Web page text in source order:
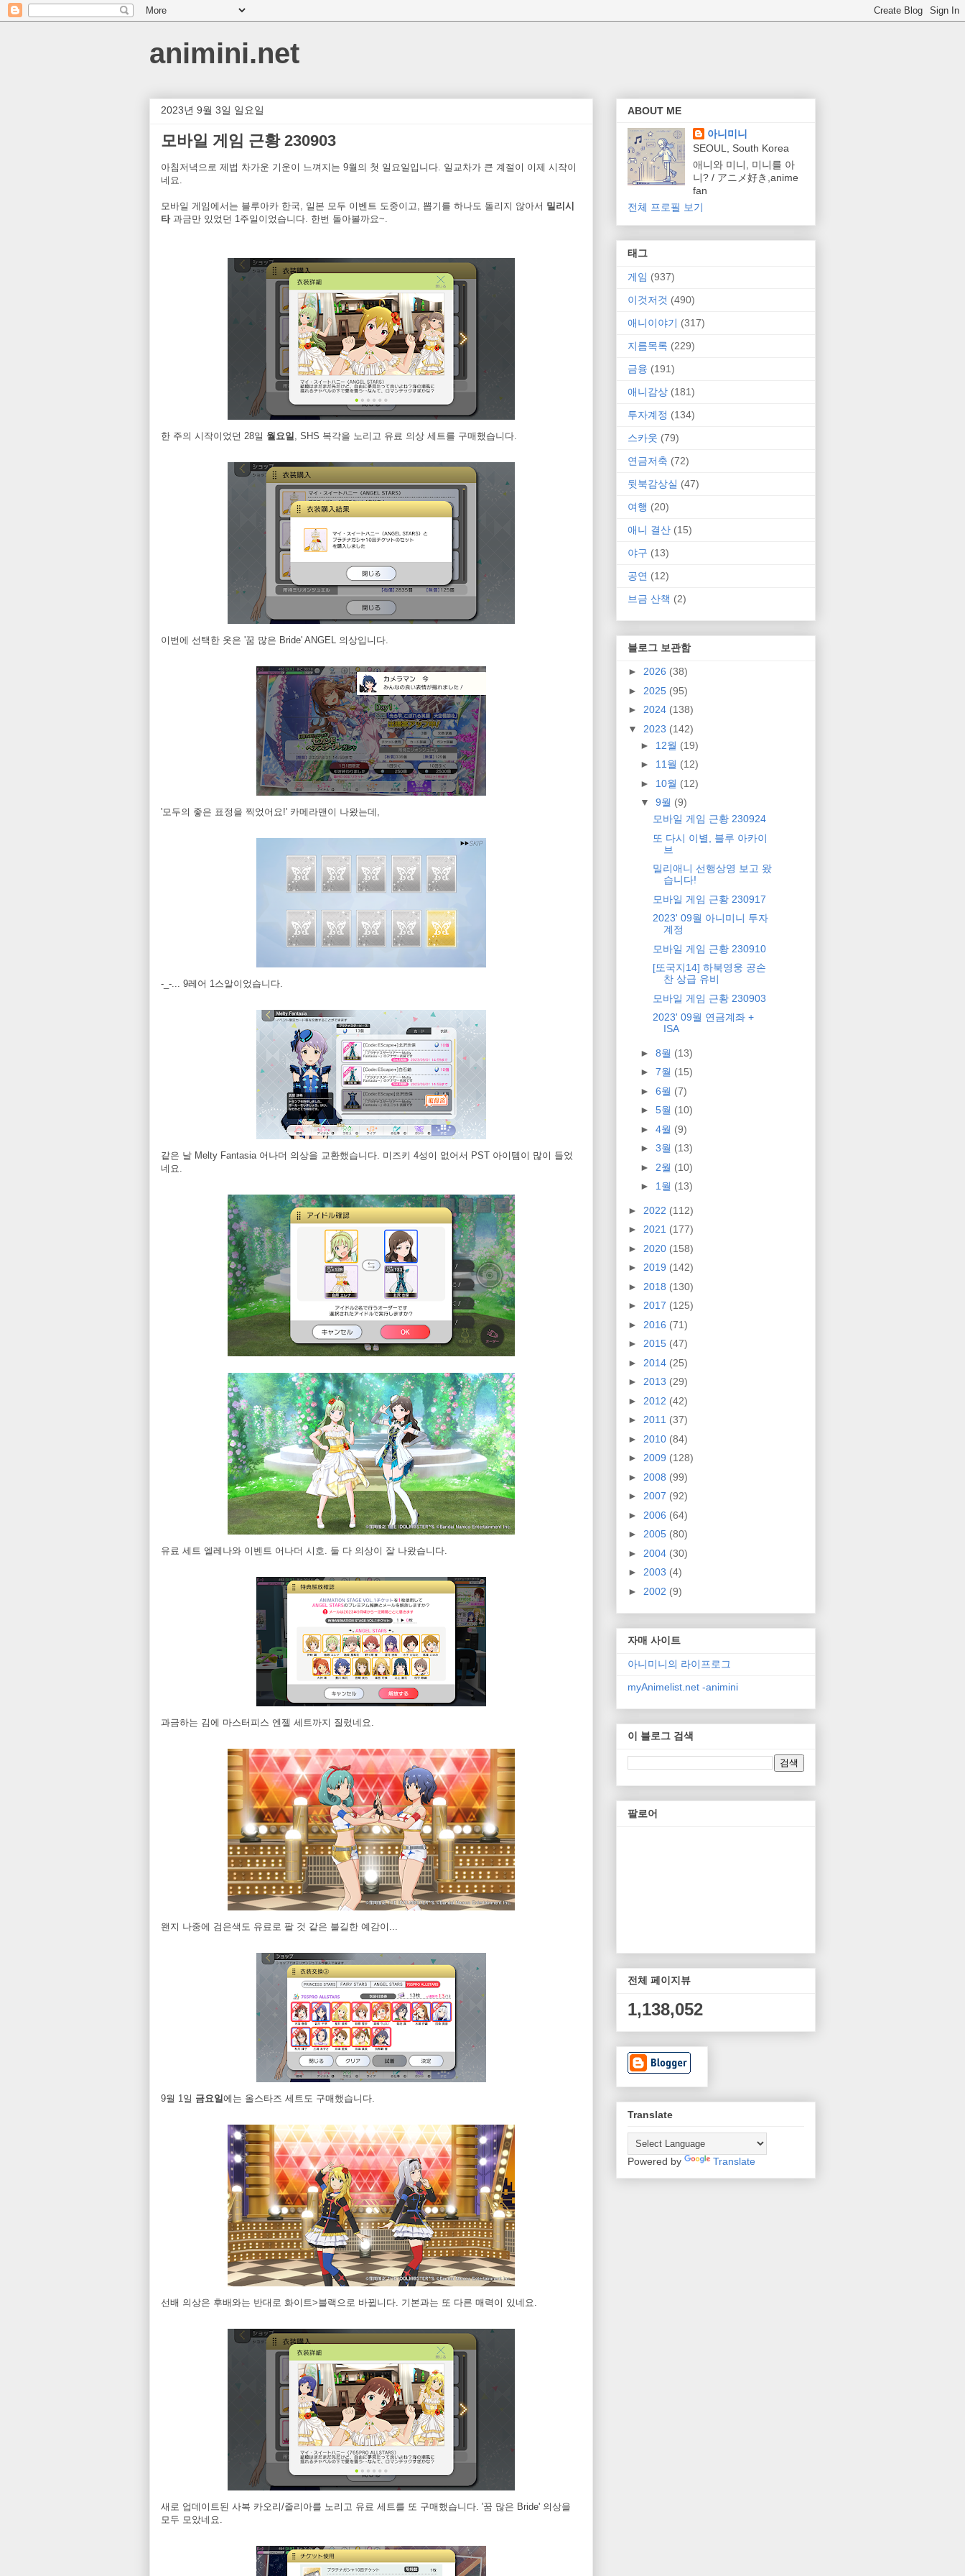
animini.net
2023년 9월 3일 일요일
모바일 게임 근황 230903
아침저녁으로 제법 차가운 기운이 느껴지는 9월의 첫 일요일입니다. 일교차가 큰 계절이 이제 시작이
네요.
모바일 게임에서는 블루아카 한국, 일본 모두 이벤트 도중이고, 뽑기를 하나도 돌리지 않아서 밀리시
타과금만 있었던 1주일이었습니다. 한번 돌아볼까요~.
한 주의 시작이었던 28일 월요일, SHS 복각을 노리고 유료 의상 세트를 구매했습니다.
이번에 선택한 옷은 '꿈 많은 Bride' ANGEL 의상입니다.
'모두의 좋은 표정을 찍었어요!' 카메라맨이 나왔는데,
-_-... 9레어 1스알이었습니다.
같은 날 Melty Fantasia 어나더 의상을 교환했습니다. 미즈키 4성이 없어서 PST 아이템이 많이 들었
네요.
유료 세트 엘레나와 이벤트 어나더 시호. 둘 다 의상이 잘 나왔습니다.
과금하는 김에 마스터피스 엔젤 세트까지 질렀네요.
왠지 나중에 검은색도 유료로 팔 것 같은 불길한 예감이...
9월 1일 금요일에는 올스타즈 세트도 구매했습니다.
선배 의상은 후배와는 반대로 화이트>블랙으로 바뀝니다. 기본과는 또 다른 매력이 있네요.
새로 업데이트된 사복 카오리/줄리아를 노리고 유료 세트를 또 구매했습니다. '꿈 많은 Bride' 의상을
모두 모았네요.
ABOUT ME
아니미니
SEOUL, South Korea
애니와 미니, 미니를 아
니? / アニメ好き,anime
fan
전체 프로필 보기
태그
게임 (937)
이것저것 (490)
애니이야기 (317)
지름목록 (229)
금융 (191)
애니감상 (181)
투자계정 (134)
스카웃 (79)
연금저축 (72)
뒷북감상실 (47)
여행 (20)
애니 결산 (15)
야구 (13)
공연 (12)
브금 산책 (2)
블로그 보관함
► 2026 (38)
► 2025 (95)
► 2024 (138)
▼ 2023 (142)
► 12월 (19)
► 11월 (12)
► 10월 (12)
▼ 9월 (9)
모바일 게임 근황 230924
또 다시 이별, 블루 아카이
브
밀리애니 선행상영 보고 왔
습니다!
모바일 게임 근황 230917
2023' 09월 아니미니 투자
계정
모바일 게임 근황 230910
[또국지14] 하북영웅 공손
찬 상급 유비
모바일 게임 근황 230903
2023' 09월 연금계좌 +
ISA
► 8월 (13)
► 7월 (15)
► 6월 (7)
► 5월 (10)
► 4월 (9)
► 3월 (13)
► 2월 (10)
► 1월 (13)
► 2022 (112)
► 2021 (177)
► 2020 (158)
► 2019 (142)
► 2018 (130)
► 2017 (125)
► 2016 (71)
► 2015 (47)
► 2014 (25)
► 2013 (29)
► 2012 (42)
► 2011 (37)
► 2010 (84)
► 2009 (128)
► 2008 (99)
► 2007 (92)
► 2006 (64)
► 2005 (80)
► 2004 (30)
► 2003 (4)
► 2002 (9)
자매 사이트
아니미니의 라이프로그
myAnimelist.net -animini
이 블로그 검색
팔로어
전체 페이지뷰
1,138,052
Translate
Powered by Translate